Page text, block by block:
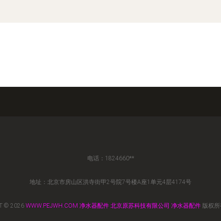
电话：1824660**
地址：北京市房山区洪寺街甲2号院7号楼A座1单元4层4174号
© 2026 WWW.PEJWH.COM 净水器配件 北京原苏科技有限公司 净水器配件 版权所